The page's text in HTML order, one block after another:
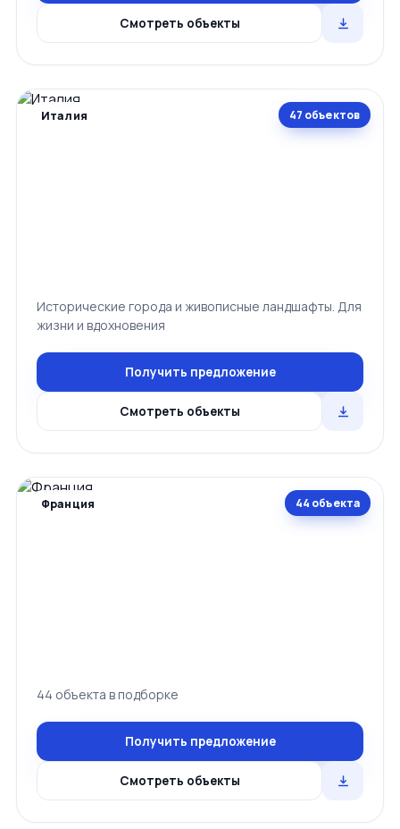
Смотреть объекты
Италия 47 объектов
Исторические города и живописные ландшафты. Для
жизни и вдохновения
Получить предложение
Смотреть объекты
Франция 44 объекта
44 объекта в подборке
Получить предложение
Смотреть объекты